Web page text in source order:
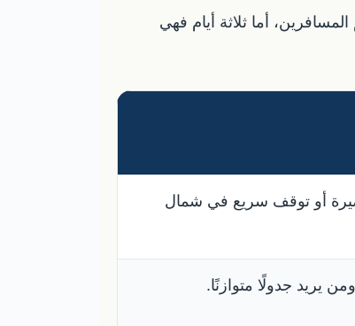
أما ثلاثة أيام فهي
أو توقف سريع في شمال
ومن يريد جدولًا متوازنًا.